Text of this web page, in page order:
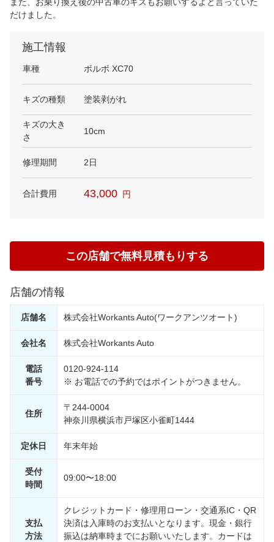
また、お乗り換え後の中古車のキズもお願いするよと言っていた
だけました。
施工情報
車種 ボルボ XC70
キズの種類 塗装剥がれ
キズの大き
さ
10cm
修理期間 2日
合計費用 43,000 円
この店舗で無料見積もりする
店舗の情報
店舗名 株式会社Workants Auto(ワークアンツオート)
会社名 株式会社Workants Auto
電話
番号
0120-924-114
※ お電話での予約ではポイントがつきません。
住所
〒244-0004
神奈川県横浜市戸塚区小雀町1444
定休日 年末年始
受付
時間
09:00〜18:00
支払
方法
クレジットカード・修理用ローン・交通系IC・QR
決済は入庫時のお支払いとなります。現金・銀行
振込は納車時までにお願いいたします。カードは